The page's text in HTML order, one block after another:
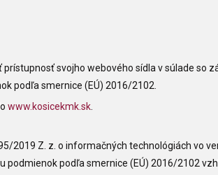
svojho webového sídla v súlade so
podľa smernice (EÚ) 2016/2102.
www.kosicekmk.sk
2019 Z. z. o informačných technológiách vo
podľa smernice (EÚ) 2016/2102